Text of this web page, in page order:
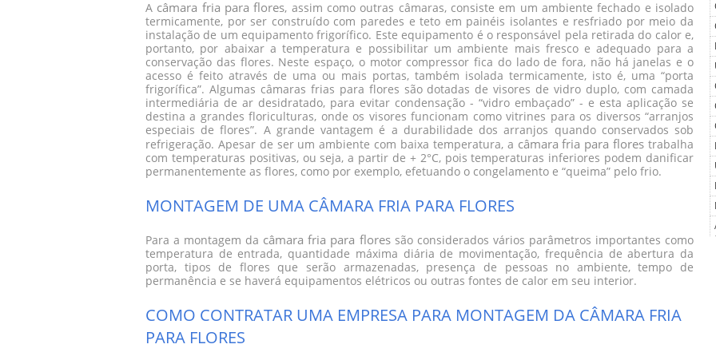
A câmara fria para flores, assim como outras câmaras, consiste em um ambiente fechado e isolado
termicamente, por ser construído com paredes e teto em painéis isolantes e resfriado por meio da
instalação de um equipamento frigorífico. Este equipamento é o responsável pela retirada do calor e,
portanto, por abaixar a temperatura e possibilitar um ambiente mais fresco e adequado para a
conservação das flores. Neste espaço, o motor compressor fica do lado de fora, não há janelas e o
acesso é feito através de uma ou mais portas, também isolada termicamente, isto é, uma “porta
frigorífica”. Algumas câmaras frias para flores são dotadas de visores de vidro duplo, com camada
intermediária de ar desidratado, para evitar condensação - “vidro embaçado” - e esta aplicação se
destina a grandes floriculturas, onde os visores funcionam como vitrines para os diversos “arranjos
especiais de flores”. A grande vantagem é a durabilidade dos arranjos quando conservados sob
refrigeração. Apesar de ser um ambiente com baixa temperatura, a câmara fria para flores trabalha
com temperaturas positivas, ou seja, a partir de + 2°C, pois temperaturas inferiores podem danificar
permanentemente as flores, como por exemplo, efetuando o congelamento e “queima” pelo frio.
MONTAGEM DE UMA CÂMARA FRIA PARA FLORES
Para a montagem da câmara fria para floressão considerados vários parâmetros importantes como
temperatura de entrada, quantidade máxima diária de movimentação, frequência de abertura da
porta, tipos de flores que serão armazenadas, presença de pessoas no ambiente, tempo de
permanência e se haverá equipamentos elétricos ou outras fontes de calor em seu interior.
COMO CONTRATAR UMA EMPRESA PARA MONTAGEM DA CÂMARA FRIA
PARA FLORES